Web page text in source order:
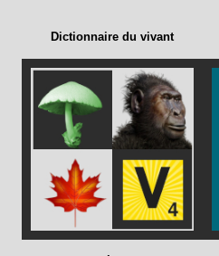
Dictionnaire du vivant